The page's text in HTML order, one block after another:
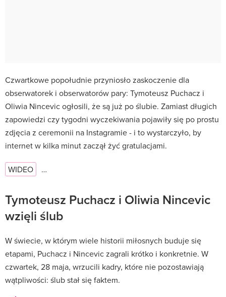
Czwartkowe popołudnie przyniosło zaskoczenie dla
obserwatorek i obserwatorów pary: Tymoteusz Puchacz i
Oliwia Nincevic ogłosili, że są już po ślubie. Zamiast długich
zapowiedzi czy tygodni wyczekiwania pojawiły się po prostu
zdjęcia z ceremonii na Instagramie - i to wystarczyło, by
internet w kilka minut zaczął żyć gratulacjami.
WIDEO …
Tymoteusz Puchacz i Oliwia Nincevic
wzięli ślub
W świecie, w którym wiele historii miłosnych buduje się
etapami, Puchacz i Nincevic zagrali krótko i konkretnie. W
czwartek, 28 maja, wrzucili kadry, które nie pozostawiają
wątpliwości: ślub stał się faktem.